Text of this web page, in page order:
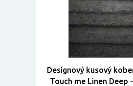
Designový kusový
Touch me Linen Deep